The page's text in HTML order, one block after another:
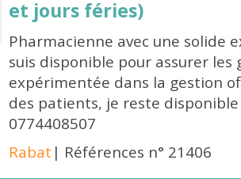
et jours féries)
Pharmacienne avec une solide
suis disponible pour assurer les
expérimentée dans la gestion
des patients, je reste
0774408507
Rabat | Références n° 21406